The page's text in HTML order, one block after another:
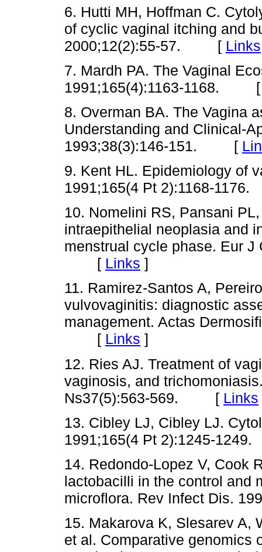
6. Hutti MH, Hoffman C.
of cyclic vaginal itching and
2000;12(2):55-57. [ Links
7. Mardh PA. The Vaginal
1991;165(4):1163-1168.
8. Overman BA. The Vagina
Understanding and Clinical-
1993;38(3):146-151. [
9. Kent HL. Epidemiology of
1991;165(4 Pt 2):1168-
10. Nomelini RS, Pansani
intraepithelial neoplasia and
menstrual cycle phase. Eur J
[ Links ]
11. Ramirez-Santos A,
vulvovaginitis: diagnostic
management. Actas
[ Links ]
12. Ries AJ. Treatment of
vaginosis, and
Ns37(5):563-569. [ Links
13. Cibley LJ, Cibley LJ.
1991;165(4 Pt 2):1245-
14. Redondo-Lopez V, Cook
lactobacilli in the control and
microflora. Rev Infect Dis.
15. Makarova K, Slesarev A,
et al. Comparative genomics